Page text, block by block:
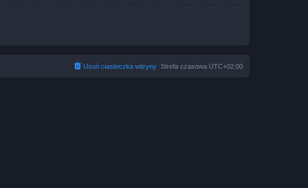
Strefa czasowa UTC+02:00
Usuń ciasteczka witryny